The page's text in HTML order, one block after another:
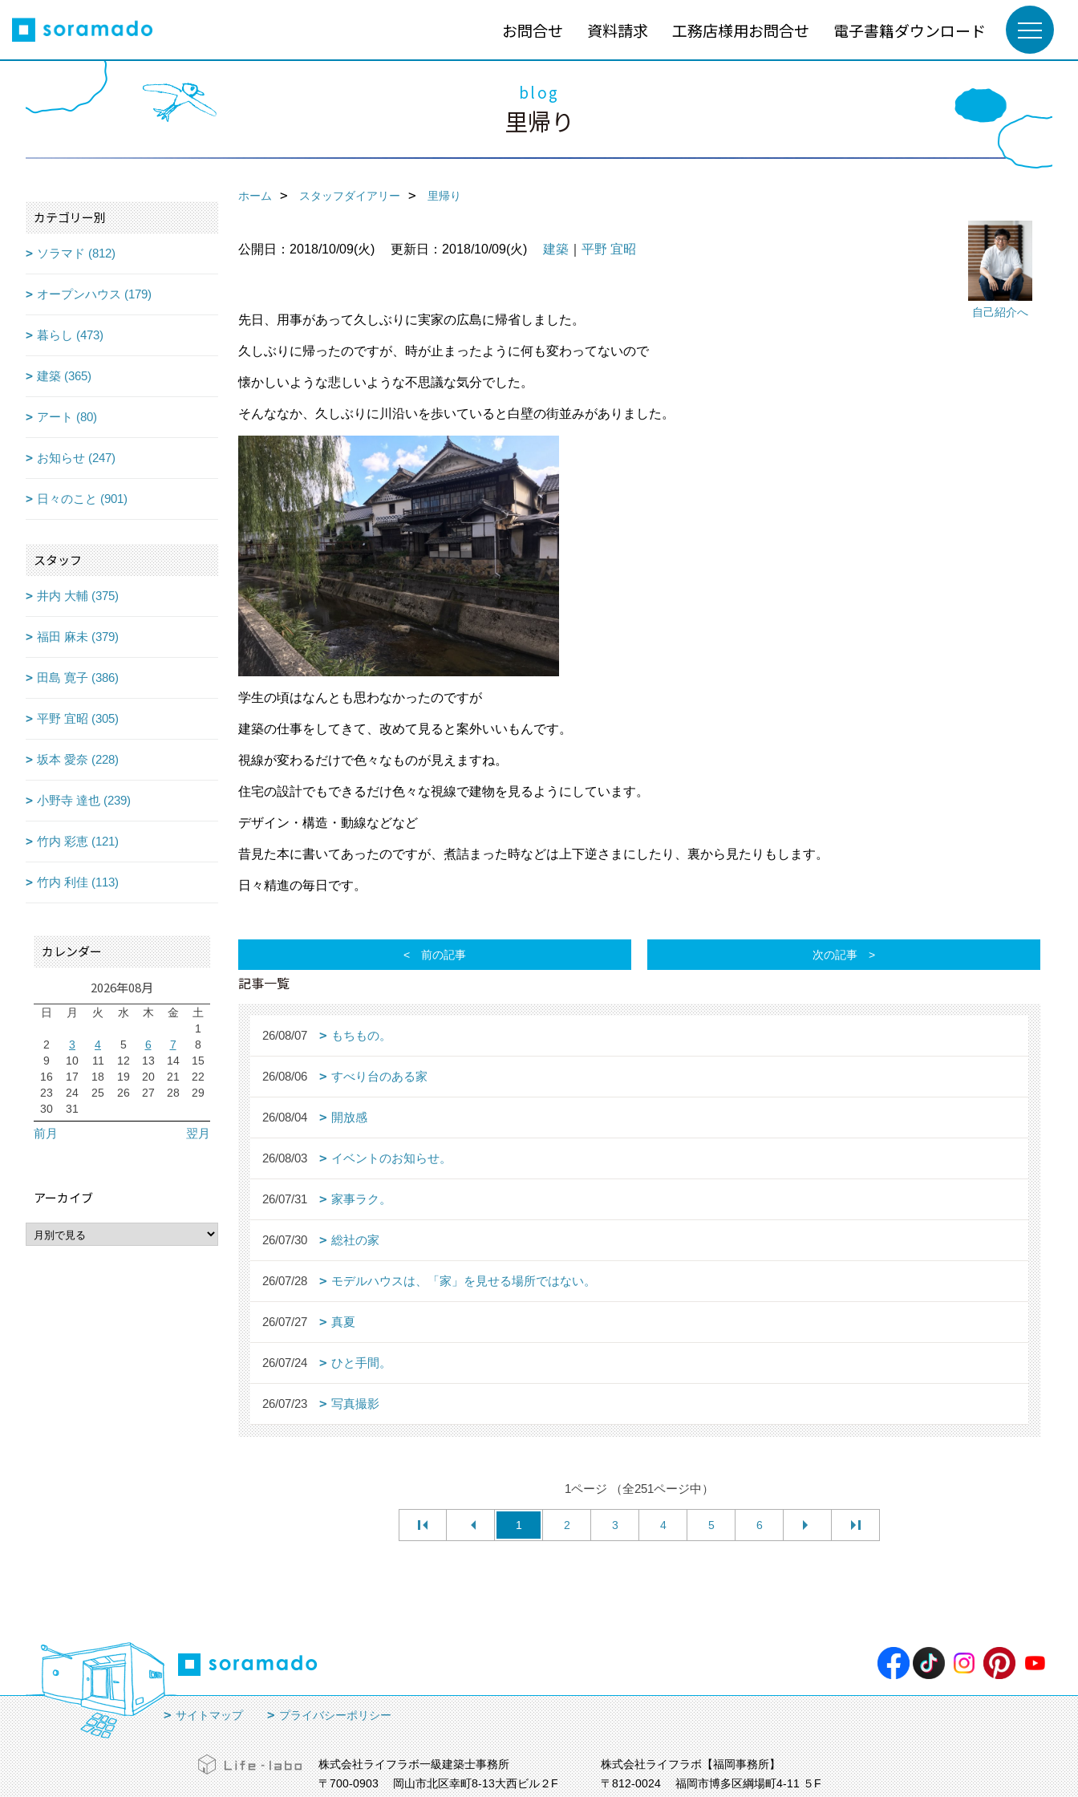
お問合せ 資料請求 工務店様用お問合せ 電子書籍ダウンロード
blog
里帰り
ホーム スタッフダイアリー 里帰り
自己紹介へ
公開日：2018/10/09(火) 更新日：2018/10/09(火) 建築 平野 宜昭
先日、用事があって久しぶりに実家の広島に帰省しました。
久しぶりに帰ったのですが、時が止まったように何も変わってないので
懐かしいような悲しいような不思議な気分でした。
そんななか、久しぶりに川沿いを歩いていると白壁の街並みがありました。
学生の頃はなんとも思わなかったのですが
建築の仕事をしてきて、改めて見ると案外いいもんです。
視線が変わるだけで色々なものが見えますね。
住宅の設計でもできるだけ色々な視線で建物を見るようにしています。
デザイン・構造・動線などなど
昔見た本に書いてあったのですが、煮詰まった時などは上下逆さまにしたり、裏から見たりもします。
日々精進の毎日です。
前の記事 次の記事
記事一覧
26/08/07 もちもの。
26/08/06 すべり台のある家
26/08/04 開放感
26/08/03 イベントのお知らせ。
26/07/31 家事ラク。
26/07/30 総社の家
26/07/28 モデルハウスは、「家」を見せる場所ではない。
26/07/27 真夏
26/07/24 ひと手間。
26/07/23 写真撮影
1ページ （全251ページ中）
1 2 3 4 5 6
カテゴリー別
ソラマド (812)
オープンハウス (179)
暮らし (473)
建築 (365)
アート (80)
お知らせ (247)
日々のこと (901)
スタッフ
井内 大輔 (375)
福田 麻未 (379)
田島 寛子 (386)
平野 宜昭 (305)
坂本 愛奈 (228)
小野寺 達也 (239)
竹内 彩恵 (121)
竹内 利佳 (113)
カレンダー
2026年08月
日 月 火 水 木 金
土
1
2
3 4 5 6 7
8
9
10 11 12 13 14
15
16
17 18 19 20 21
22
23
24 25 26 27 28
29
30
31
前月 翌月
アーカイブ
サイトマップ プライバシーポリシー
株式会社ライフラボ一級建築士事務所
〒700-0903岡山市北区幸町8-13大西ビル２F
株式会社ライフラボ【福岡事務所】
〒812-0024福岡市博多区綱場町4-11 ５F